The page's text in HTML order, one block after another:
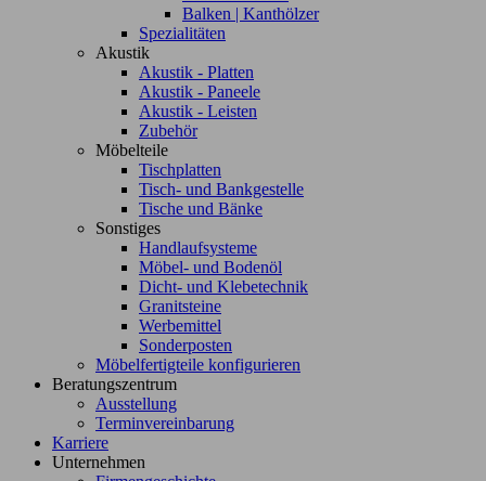
Balken | Kanthölzer
Spezialitäten
Akustik
Akustik - Platten
Akustik - Paneele
Akustik - Leisten
Zubehör
Möbelteile
Tischplatten
Tisch- und Bankgestelle
Tische und Bänke
Sonstiges
Handlaufsysteme
Möbel- und Bodenöl
Dicht- und Klebetechnik
Granitsteine
Werbemittel
Sonderposten
Möbelfertigteile konfigurieren
Beratungszentrum
Ausstellung
Terminvereinbarung
Karriere
Unternehmen